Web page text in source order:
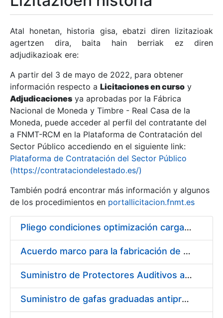
Erakutsi/Ezkutatu
Erakutsi/Ezkutatu
Erakutsi/Ezkutatu
Erakutsi/Ezkutatu
Erakutsi/Ezkutatu
Atal honetan, historia gisa, ebatzi diren lizitazioak
agertzen dira, baita hain berriak ez diren
adjudikazioak ere:
A partir del 3 de mayo de 2022, para obtener
información respecto a Licitaciones en curso y
Adjudicaciones ya aprobadas por la Fábrica
Nacional de Moneda y Timbre - Real Casa de la
Moneda, puede acceder al perfil del contratante del
a FNMT-RCM en la Plataforma de Contratación del
Sector Público accediendo en el siguiente link:
Plataforma de Contratación del Sector Público
(https://contrataciondelestado.es/)
También podrá encontrar más información y algunos
de los procedimientos en portallicitacion.fnmt.es
Pliego condiciones optimización cargas compras firmado
Acuerdo marco para la fabricación de piezas
Suministro de Protectores Auditivos a medida para las personas trabajadoras de los Centros de Trabajo de Madrid y Burgos
Suministro de gafas graduadas antiproyecciones para los trabajadores de la FNMT-RCM en los centros de trabajo de Madrid y Burgos